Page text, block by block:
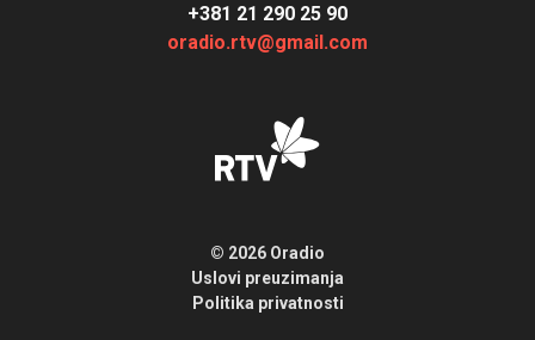
+381 21 290 25 90
oradio.rtv@gmail.com
© 2026 Oradio
Uslovi preuzimanja
Politika privatnosti